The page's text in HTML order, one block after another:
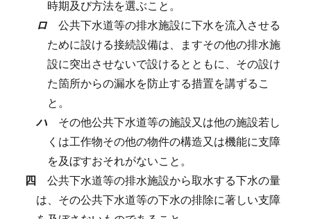
時期及び方法を選ぶこと。
ロ 公共下水道等の排水施設に下水を流入させる
ために設ける接続設備は、ますその他の排水施
設に突出させないで設けるとともに、その設け
た箇所からの漏水を防止する措置を講ずるこ
と。
ハ その他公共下水道等の施設又は他の施設若し
くは工作物その他の物件の構造又は機能に支障
を及ぼすおそれがないこと。
四 公共下水道等の排水施設から取水する下水の量
は、その公共下水道等の下水の排除に著しい支障